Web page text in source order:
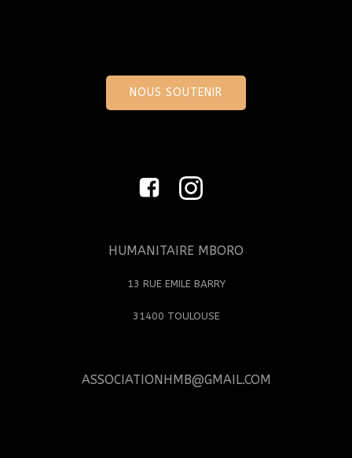
NOUS SOUTENIR
HUMANITAIRE MBORO
13 RUE EMILE BARRY
31400 TOULOUSE
ASSOCIATIONHMB@GMAIL.COM